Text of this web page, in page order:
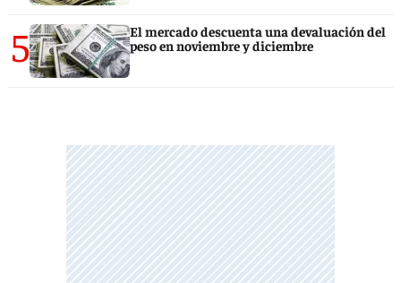
5
El mercado descuenta una devaluación del
peso en noviembre y diciembre